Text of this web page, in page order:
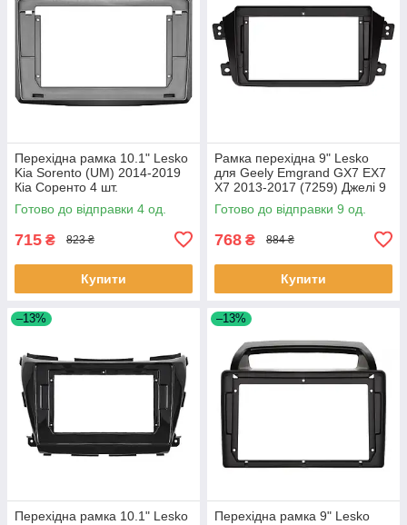
Перехідна рамка 10.1" Lesko
Kia Sorento (UM) 2014-2019
Кіа Соренто 4 шт.
Готово до відправки 4 од.
715 ₴ 823 ₴
Купити
Рамка перехідна 9" Lesko
для Geely Emgrand GX7 EX7
X7 2013-2017 (7259) Джелі 9
шт.
Готово до відправки 9 од.
768 ₴ 884 ₴
Купити
–13%
Перехідна рамка 10.1" Lesko
–13%
Перехідна рамка 9" Lesko